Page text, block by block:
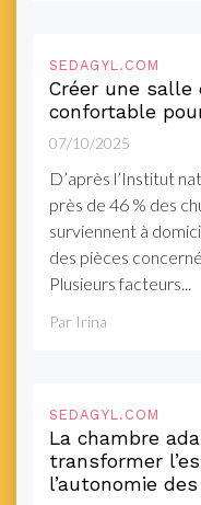
SEDAGYL.COM
Créer une salle
confortable
07/10/2025
D’après l’Institut
près de 46 % des
surviennent à
des pièces
Plusieurs facteurs...
Par Irina
SEDAGYL.COM
La chambre
transformer
l’autonomie